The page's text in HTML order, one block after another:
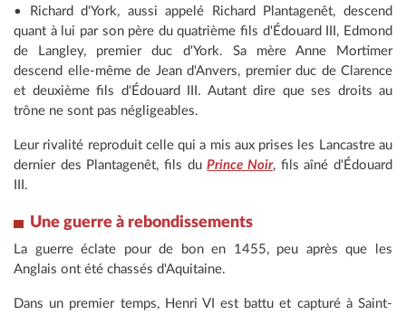
• Richard d'York, aussi appelé Richard Plantagenêt, descend
quant à lui par son père du quatrième fils d'Édouard III, Edmond
de Langley, premier duc d'York. Sa mère Anne Mortimer
descend elle-même de Jean d'Anvers, premier duc de Clarence
et deuxième fils d'Édouard III. Autant dire que ses droits au
trône ne sont pas négligeables.
Leur rivalité reproduit celle qui a mis aux prises les Lancastre au
dernier des Plantagenêt, fils duPrince Noir, fils aîné d'Édouard
III.
Une guerre à rebondissements
La guerre éclate pour de bon en 1455, peu après que les
Anglais ont été chassés d'Aquitaine.
Dans un premier temps, Henri VI est battu et capturé à Saint-